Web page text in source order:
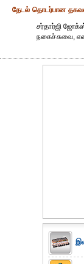
தேட‌ல் தொட‌ர்பான
சர்தார்ஜி
நகைச்சுவை,